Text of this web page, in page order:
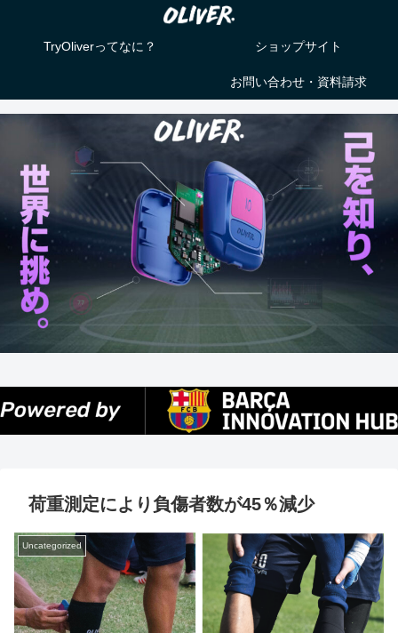
TryOliverってなに？ ショップサイト
お問い合わせ・資料請求
荷重測定により負傷者数が45％減少
Uncategorized